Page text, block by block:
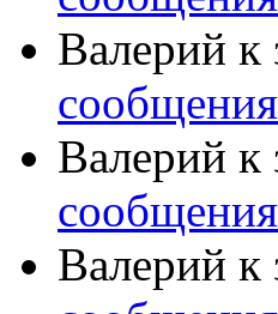
Валерий к
сообщения
Валерий к
сообщения
Валерий к